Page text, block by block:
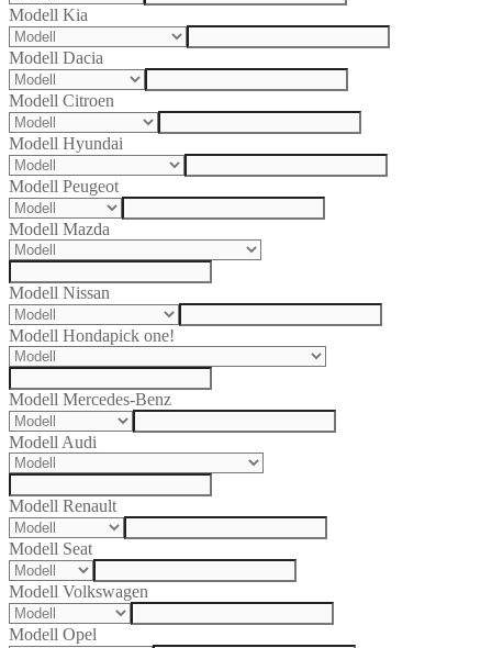
Modell Kia
Modell Dacia
Modell Citroen
Modell Hyundai
Modell Peugeot
Modell Mazda
Modell Nissan
Modell Hondapick one!
Modell Mercedes-Benz
Modell Audi
Modell Renault
Modell Seat
Modell Volkswagen
Modell Opel